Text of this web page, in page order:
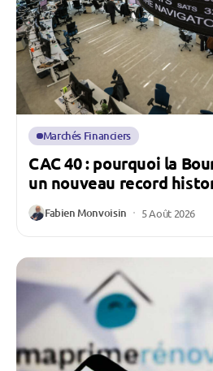
Marchés Financiers
CAC 40 : pourquoi la
un nouveau record
Fabien Monvoisin 5 Août 2026